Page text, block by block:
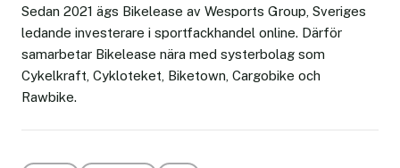
Sedan 2021 ägs Bikelease av Wesports Group, Sveriges
ledande investerare i sportfackhandel online. Därför
samarbetar Bikelease nära med systerbolag som
Cykelkraft, Cykloteket, Biketown, Cargobike och
Rawbike.